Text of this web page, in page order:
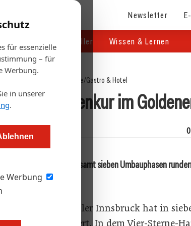
für essenzielle
– für
Werbung.
in unserer
.
Werbung
Newsletter
Handel & Hersteller Wissen & Lernen
Startseite/Gastro & Hotel
Frischzellenkur im
sich nach insgesamt sieben Umbauphasen
Hotel Goldener Adler Innsbruck hat in
39 Zimmer saniert. In dem Vier-Sterne-